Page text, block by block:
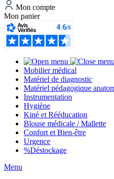
Mon compte
Mon panier
Mobilier médical
Matériel de diagnostic
Matériel pédagogique
Instrumentation
Hygiène
Kiné et Rééducation
Blouse médicale / Mallette
Confort et Bien-être
Urgence
%Déstockage
Menu